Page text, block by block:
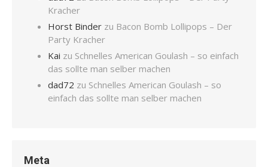
Kracher
Horst Binder zu Bacon Bomb Lollipops – Der
Party Kracher
Kai zu Schnelles American Goulash – so einfach
das sollte man selber machen
dad72 zu Schnelles American Goulash – so
einfach das sollte man selber machen
Meta